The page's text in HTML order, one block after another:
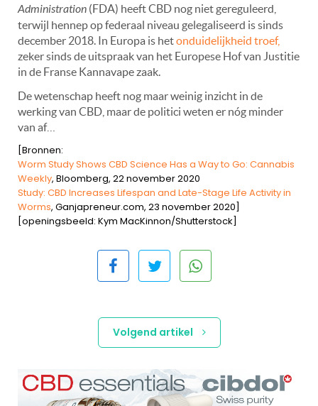
Administration (FDA) heeft CBD nog niet gereguleerd,
terwijl hennep op federaal niveau gelegaliseerd is sinds
december 2018. In Europa is hetonduidelijkheid troef,
zeker sinds de uitspraak van het Europese Hof van Justitie
in de Franse Kannavape zaak.
De wetenschap heeft nog maar weinig inzicht in de
werking van CBD, maar de politici weten er nóg minder
van af…
[Bronnen:
Worm Study Shows CBD Science Has a Way to Go: Cannabis
Weekly, Bloomberg, 22 november 2020
Study: CBD Increases Lifespan and Late-Stage Life Activity in
Worms, Ganjapreneur.com, 23 november 2020]
[openingsbeeld: Kym MacKinnon/Shutterstock]
Volgend artikel